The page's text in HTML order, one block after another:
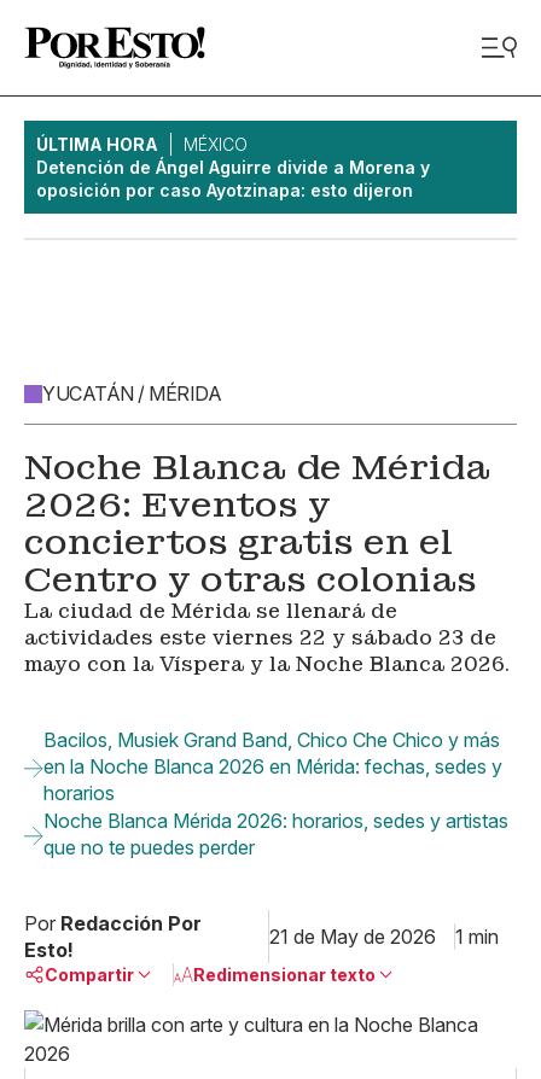
ÚLTIMA HORA
MÉXICO
Detención de Ángel Aguirre divide a Morena y
oposición por caso Ayotzinapa: esto dijeron
YUCATÁN / MÉRIDA
Noche Blanca de Mérida
2026: Eventos y
conciertos gratis en el
Centro y otras colonias
La ciudad de Mérida se llenará de
actividades este viernes 22 y sábado 23 de
mayo con la Víspera y la Noche Blanca 2026.
Bacilos, Musiek Grand Band, Chico Che Chico y más
en la Noche Blanca 2026 en Mérida: fechas, sedes y
horarios
Noche Blanca Mérida 2026: horarios, sedes y artistas
que no te puedes perder
Por Redacción Por
Esto!
21 de May de 2026 1 min
Compartir Redimensionar texto